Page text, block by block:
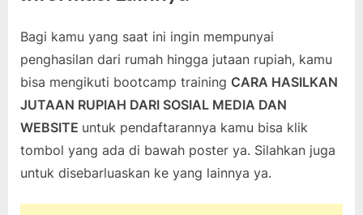
Bagi kamu yang saat ini ingin mempunyai
penghasilan dari rumah hingga jutaan rupiah, kamu
bisa mengikuti bootcamp training CARA HASILKAN
JUTAAN RUPIAH DARI SOSIAL MEDIA DAN
WEBSITE untuk pendaftarannya kamu bisa klik
tombol yang ada di bawah poster ya. Silahkan juga
untuk disebarluaskan ke yang lainnya ya.